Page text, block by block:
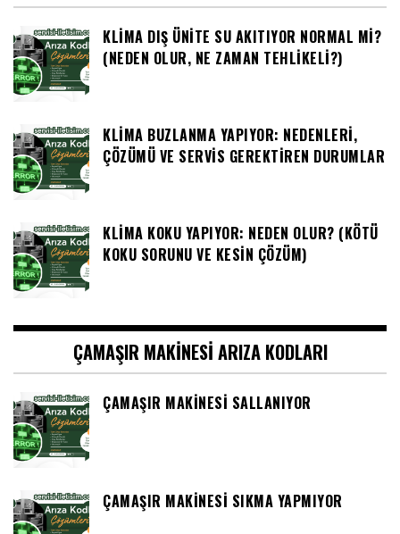
KLIMA DIŞ ÜNITE SU AKITIYOR NORMAL MI?
(NEDEN OLUR, NE ZAMAN TEHLIKELI?)
KLIMA BUZLANMA YAPIYOR: NEDENLERI,
ÇÖZÜMÜ VE SERVIS GEREKTIREN DURUMLAR
KLIMA KOKU YAPIYOR: NEDEN OLUR? (KÖTÜ
KOKU SORUNU VE KESIN ÇÖZÜM)
ÇAMAŞIR MAKINESI ARIZA KODLARI
ÇAMAŞIR MAKINESI SALLANIYOR
ÇAMAŞIR MAKINESI SIKMA YAPMIYOR